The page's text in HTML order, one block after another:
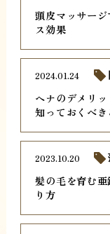
頭皮マッサー
ス効果
ヘナのデメリ
知っておくべき
2024.01.24
髪の毛を育む
り方
2023.10.20